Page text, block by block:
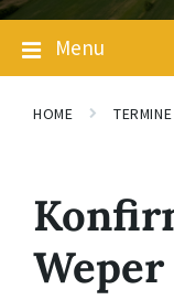
Menu
HOME TERMINE